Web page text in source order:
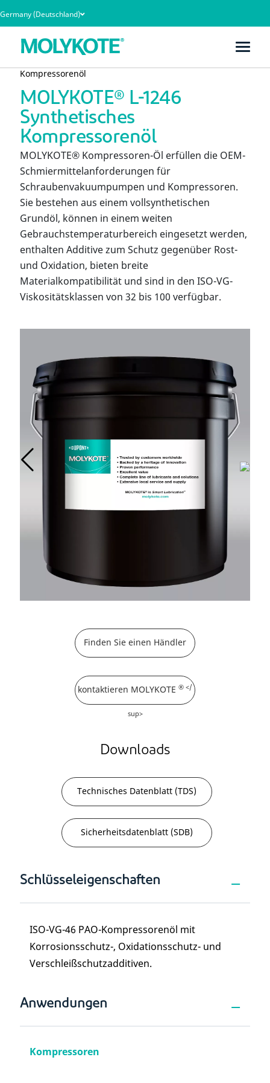
Germany (Deutschland)
Produkte
Kompressorenöl
Finden Sie einen Händler
kontaktieren MOLYKOTE ® </
sup>
MOLYKOTE® L-1246
Synthetisches
Kompressorenöl
MOLYKOTE® Kompressoren-Öl erfüllen die OEM-
Schmiermittelanforderungen für
Schraubenvakuumpumpen und Kompressoren.
Sie bestehen aus einem vollsynthetischen
Grundöl, können in einem weiten
Gebrauchstemperaturbereich eingesetzt werden,
enthalten Additive zum Schutz gegenüber Rost-
und Oxidation, bieten breite
Materialkompatibilität und sind in den ISO-VG-
Viskositätsklassen von 32 bis 100 verfügbar.
Downloads
Technisches Datenblatt (TDS)
Sicherheitsdatenblatt (SDB)
Schlüsseleigenschaften
ISO-VG-46 PAO-Kompressorenöl mit
Korrosionsschutz-, Oxidationsschutz- und
Verschleißschutzadditiven.
Anwendungen
Kompressoren